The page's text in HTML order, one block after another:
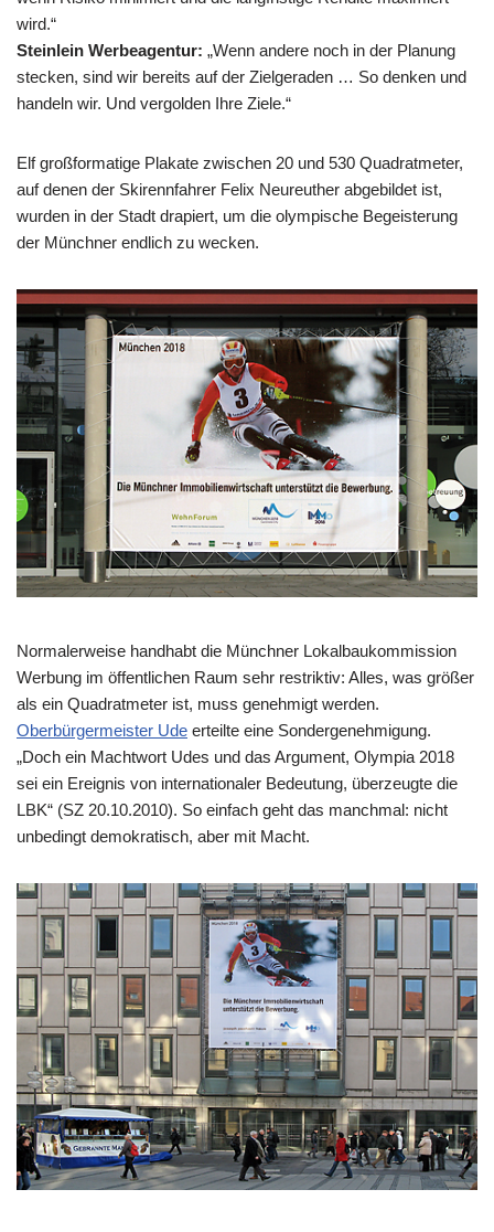
wird.“
Steinlein Werbeagentur: „Wenn andere noch in der Planung
stecken, sind wir bereits auf der Zielgeraden … So denken und
handeln wir. Und vergolden Ihre Ziele.“
Elf großformatige Plakate zwischen 20 und 530 Quadratmeter,
auf denen der Skirennfahrer Felix Neureuther abgebildet ist,
wurden in der Stadt drapiert, um die olympische Begeisterung
der Münchner endlich zu wecken.
Normalerweise handhabt die Münchner Lokalbaukommission
Werbung im öffentlichen Raum sehr restriktiv: Alles, was größer
als ein Quadratmeter ist, muss genehmigt werden.
Oberbürgermeister Ude erteilte eine Sondergenehmigung.
„Doch ein Machtwort Udes und das Argument, Olympia 2018
sei ein Ereignis von internationaler Bedeutung, überzeugte die
LBK“ (SZ 20.10.2010). So einfach geht das manchmal: nicht
unbedingt demokratisch, aber mit Macht.